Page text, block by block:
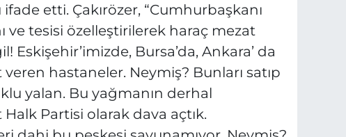
etti. Çakırözer, “Cumhurbaşkanı
ve tesisi özelleştirilerek haraç mezat
Eskişehir’imizde, Bursa’da, Ankara’ da
hastaneler. Neymiş? Bunları satıp
yalan. Bu yağmanın derhal
Partisi olarak dava açtık.